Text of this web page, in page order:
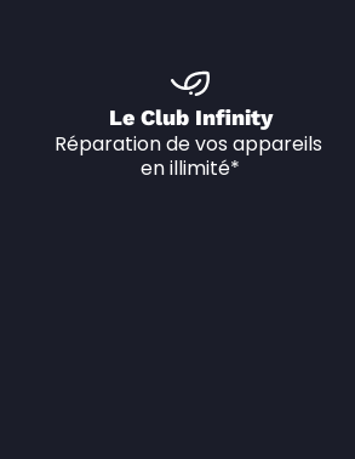
Le Club Infinity
Réparation de vos appareils
en illimité*